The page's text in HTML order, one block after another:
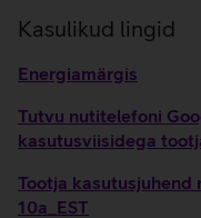
Kasulikud lingid
Energiamärgis
Tutvu nutitelefoni
kasutusviisidega
Tootja kasutusjuhend
10a_EST